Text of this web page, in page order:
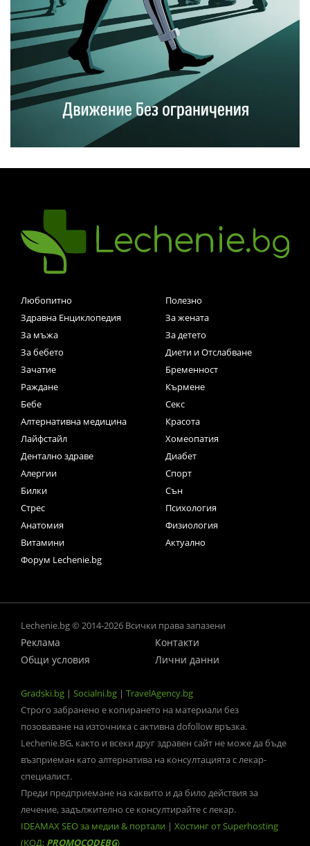
Любопитно
Полезно
Здравна Енциклопедия
За жената
За мъжа
За детето
За бебето
Диети и Отслабване
Зачатие
Бременност
Раждане
Кърмене
Бебе
Секс
Алтернативна медицина
Красота
Лайфстайл
Хомеопатия
Дентално здраве
Диабет
Алергии
Спорт
Билки
Сън
Стрес
Психология
Анатомия
Физиология
Витамини
Актуално
Форум Lechenie.bg
Lechenie.bg © 2014-2026 Всички права запазени
Реклама
Контакти
Общи условия
Лични данни
Gradski.bg | Socialni.bg | TravelAgency.bg
Строго забранено е копирането на материали без
позоваване на източника с активна dofollow връзка.
Lechenie.BG, както и всеки друг здравен сайт не може да бъде
възприеман като алтернатива на консултацията с лекар-
специалист.
Преди предприемане на каквито и да било действия за
лечение, задължително се консултирайте с лекар.
IDEAMAX SEO за медии & портали | Хостинг от Superhosting
(КОД: PROMOCODEBG)